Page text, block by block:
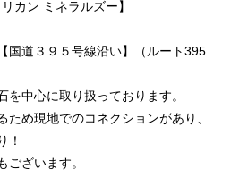
カン ミネラルズー】
国道３９５号線沿い】（ルート395
を中心に取り扱っております。
ため現地でのコネクションがあり、
！
ございます。